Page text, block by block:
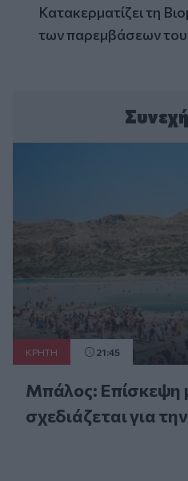
Κατακερματίζει τη
των παρεμβάσεων
ΚΡΗΤΗ 21:45
Μπάλος: Επίσκεψη
σχεδιάζεται για